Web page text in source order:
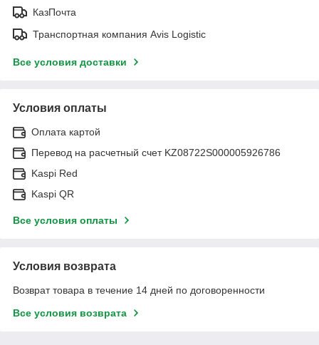
КазПочта
Транспортная компания Avis Logistic
Все условия доставки
Условия оплаты
Оплата картой
Перевод на расчетный счет KZ08722S000005926786
Kaspi Red
Kaspi QR
Все условия оплаты
Условия возврата
Возврат товара в течение 14 дней по договоренности
Все условия возврата